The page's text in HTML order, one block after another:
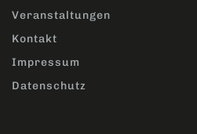
Veranstaltungen
Kontakt
Impressum
Datenschutz